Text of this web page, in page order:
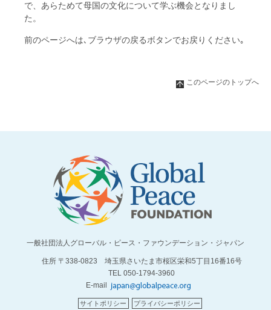
で、あらためて母国の文化について学ぶ機会となりまし
た。
前のページへは､ブラウザの戻るボタンでお戻りください｡
このページのトップへ
一般社団法人グローバル・ピース・ファウンデーション・ジャパン
住所 〒338-0823 埼玉県さいたま市桜区栄和5丁目16番16号
TEL 050-1794-3960
E-mail
サイトポリシー プライバシーポリシー